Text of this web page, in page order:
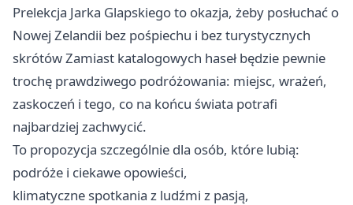
Prelekcja Jarka Glapskiego to okazja, żeby posłuchać o
Nowej Zelandii bez pośpiechu i bez turystycznych
skrótów Zamiast katalogowych haseł będzie pewnie
trochę prawdziwego podróżowania: miejsc, wrażeń,
zaskoczeń i tego, co na końcu świata potrafi
najbardziej zachwycić.
To propozycja szczególnie dla osób, które lubią:
podróże i ciekawe opowieści,
klimatyczne spotkania z ludźmi z pasją,